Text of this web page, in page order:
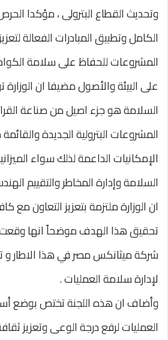
وتحديث القطاع البترولى ، مؤكدا
الكامل وتطبيق المبادرات الفعالة
المشروعات للحفاظ على سلامة
على البيئة والأصول مضيفا ان
السلامة هو جزء اصيل من صناعة
المشروعات البترولية الجديدة
الإمكانيات الداعمة لذلك سواء
السلامة وإدارة المخاطر والتقييم
ان الوزارة ملتزمة بتعزيز التعاون
تحقيق هذا الهدف موضحاً انها
شركة ميثانكس مصر في هذا الاطار و
لإدارة سلامة العمليات .
وأضاف ان هذه اللجنة تختص بوضع
العمليات لرفع درجة الوعى وتعزيز